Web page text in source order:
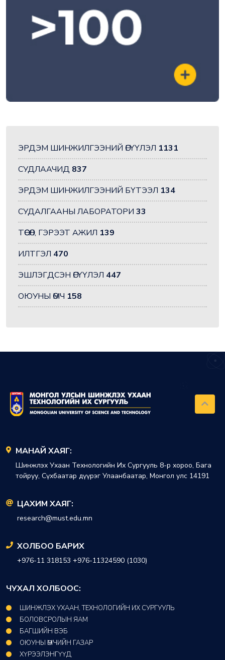
ЭРДЭМ ШИНЖИЛГЭЭНИЙ ӨГҮҮЛЭЛ 1131
СУДЛААЧИД 837
ЭРДЭМ ШИНЖИЛГЭЭНИЙ БҮТЭЭЛ 134
СУДАЛГААНЫ ЛАБОРАТОРИ 33
ТӨСӨЛ, ГЭРЭЭТ АЖИЛ 139
ИЛТГЭЛ 470
ЭШЛЭГДСЭН ӨГҮҮЛЭЛ 447
ОЮУНЫ ӨМЧ 158
МАНАЙ ХАЯГ:
Шинжлэх Ухаан Технологийн Их Сургууль 8-р хороо, Бага
тойруу, Сүхбаатар дүүрэг Улаанбаатар, Монгол улс 14191
ЦАХИМ ХАЯГ:
research@must.edu.mn
ХОЛБОО БАРИХ
+976-11 318153 +976-11324590 (1030)
ЧУХАЛ ХОЛБООС:
ШИНЖЛЭХ УХААН, ТЕХНОЛОГИЙН ИХ СУРГУУЛЬ
БОЛОВСРОЛЫН ЯАМ
БАГШИЙН ВЭБ
ОЮУНЫ ӨМЧИЙН ГАЗАР​
ХҮРЭЭЛЭНГҮҮД​